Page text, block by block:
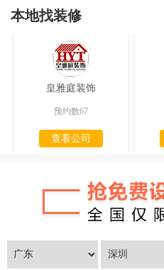
本地找装修
皇雅庭装饰
预约数67
查看公司